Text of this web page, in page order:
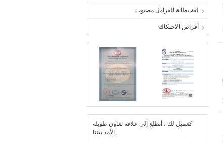
لفة بطانة الفرامل مصبوب
أقراص الاحتكاك
كعميل لك ، أتطلع إلى علاقة تعاون طويلة
الأمد بيننا.